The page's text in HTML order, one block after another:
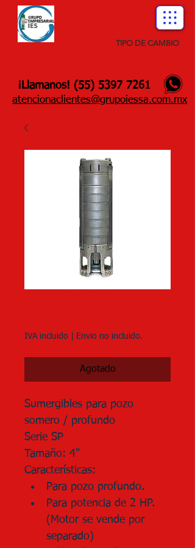
TIPO DE CAMBIO
¡Llamanos! (55) 5397 7261
atencionaclientes@grupoiessa.com.mx
IVA incluido Envio no incluido.
Agotado
Sumergibles para pozo
somero / profundo
Serie SP
Tamaño: 4"
Características:
Para pozo profundo.
Para potencia de 2 HP.
(Motor se vende por
separado)